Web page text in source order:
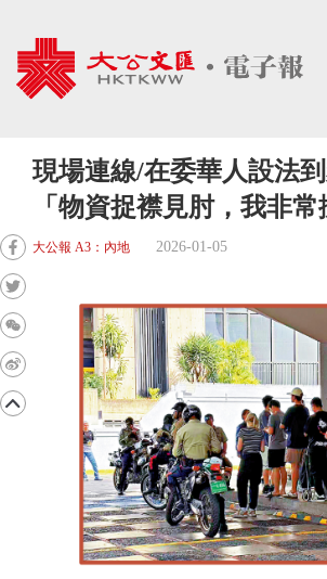
現場連線/在委華人設法
「物資捉襟見肘，我非常
大公報 A3：內地 2026-01-05